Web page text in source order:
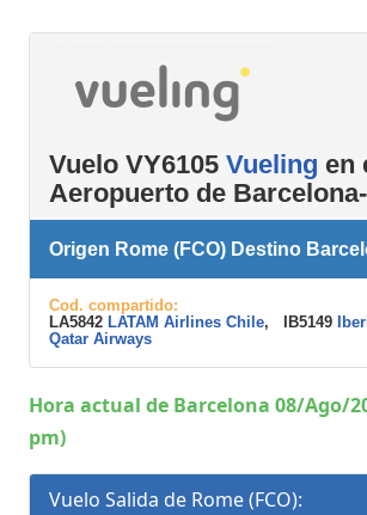
Vuelo VY6105 Vueling en
Aeropuerto de
Origen Rome (FCO) Destino
Cod. compartido:
LA5842 LATAM Airlines Chile, IB5149
Qatar Airways
Hora actual de Barcelona 08/Ago/
pm)
Vuelo Salida de Rome (FCO):